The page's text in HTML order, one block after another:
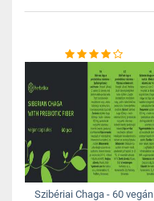
Szibériai Chaga - 60 vegán